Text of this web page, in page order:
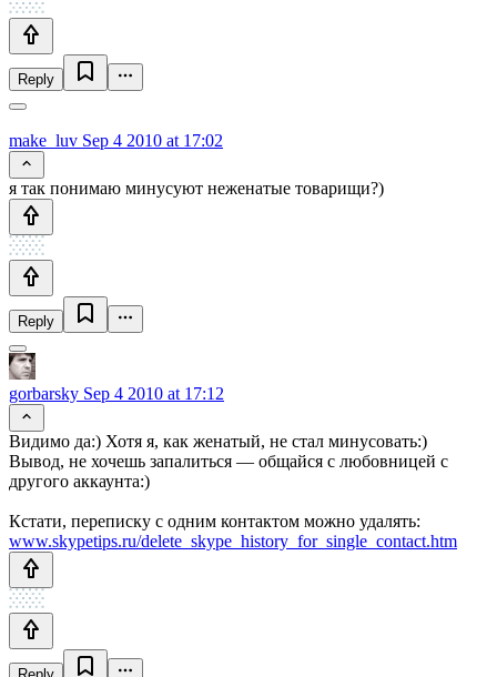
Reply
make_luv Sep 4 2010 at 17:02
я так понимаю минусуют неженатые товарищи?)
Reply
gorbarsky Sep 4 2010 at 17:12
Видимо да:) Хотя я, как женатый, не стал минусовать:)
Вывод, не хочешь запалиться — общайся с любовницей с
другого аккаунта:)
Кстати, переписку с одним контактом можно удалять:
www.skypetips.ru/delete_skype_history_for_single_contact.htm